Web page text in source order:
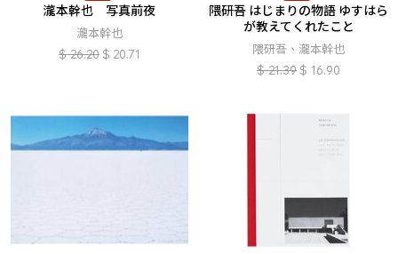
瀧本幹也 写真前夜
瀧本幹也
$ 26.20 $ 20.71
隈研吾 はじまりの物語 ゆすはら
が教えてくれたこと
隈研吾、瀧本幹也
$ 21.39 $ 16.90